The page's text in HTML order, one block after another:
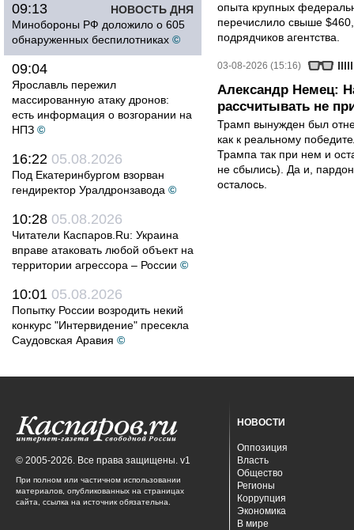
НОВОСТЬ ДНЯ
09:13
Минобороны РФ доложило о 605
обнаруженных беспилотниках ©
09:04
Ярославль пережил
массированную атаку дронов:
есть информация о возгорании на
НПЗ ©
16:22 05.08.2026
Под Екатеринбургом взорван
гендиректор Уралдронзавода ©
10:28 05.08.2026
Читатели Каспаров.Ru: Украина
вправе атаковать любой объект на
территории агрессора – России ©
10:01 05.08.2026
Попытку России возродить некий
конкурс "Интервидение" пресекла
Саудовская Аравия ©
опыта крупных
перечислило свыше
подрядчиков агентства.
03-08-2026 (15:16)
Александр Немец:
рассчитывать не
Трамп вынужден был
как к реальному
Трампа так при нем и
не сбылись). Да и,
осталось.
© 2005-2026. Все права защищены. v1
При полном или частичном использовании
материалов, опубликованных на страницах
сайта, ссылка на источник обязательна.
НОВОСТИ
Оппозиция
Власть
Общество
Регионы
Коррупция
Экономика
В мире